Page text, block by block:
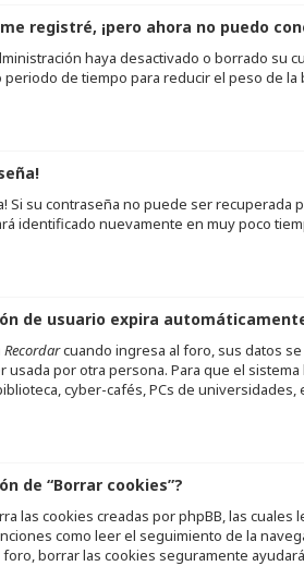
registré, ¡pero ahora no puedo
haya desactivado o borrado
de tiempo para reducir el peso de
Si su contraseña no puede ser
identificado nuevamente en muy poco
de usuario expira
Recordarcuando ingresa al foro, sus datos
usada por otra persona. Para que el
cyber-cafés, PCs de
de “Borrar cookies”?
las cookies creadas por phpBB, las
como leer el seguimiento de la
borrar las cookies seguramente